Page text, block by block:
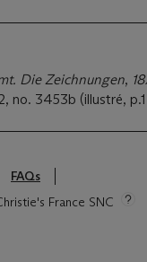
Die Zeichnungen,
no. 3453b (illustré,
FAQs
France SNC